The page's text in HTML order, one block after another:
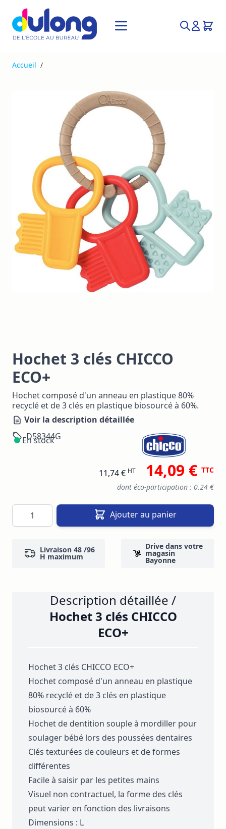
Allez au contenu
Rechercher
Accueil /
Hochet 3 clés CHICCO
ECO+
Hochet composé d'un anneau en plastique 80%
recyclé et de 3 clés en plastique biosourcé à 60%.
Voir la description détaillée
D58344G
En stock
11,74 € HT 14,09 € TTC
dont éco-participation : 0.24 €
Quantité Ajouter au panier
Livraison 48 /96
H maximum
Drive dans votre
magasin
Bayonne
Description détaillée /
Hochet 3 clés CHICCO
ECO+
Hochet 3 clés CHICCO ECO+
Hochet composé d'un anneau en plastique
80% recyclé et de 3 clés en plastique
biosourcé à 60%
Hochet de dentition souple à mordiller pour
soulager bébé lors des poussées dentaires
Clés texturées de couleurs et de formes
différentes
Facile à saisir par les petites mains
Visuel non contractuel, la forme des clés
peut varier en fonction des livraisons
Dimensions : L